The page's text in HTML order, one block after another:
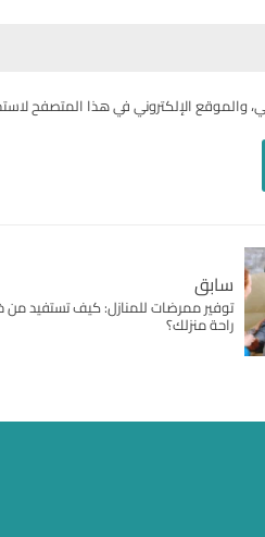
والموقع الإلكتروني في هذا المتصفح
سابق
توفير ممرضات للمنازل: كيف تستفيد من
راحة منزلك؟